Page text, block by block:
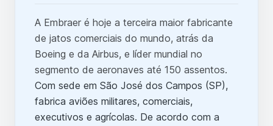
A Embraer é hoje a terceira maior fabricante
de jatos comerciais do mundo, atrás da
Boeing e da Airbus, e líder mundial no
segmento de aeronaves até 150 assentos.
Com sede em São José dos Campos (SP),
fabrica aviões militares, comerciais,
executivos e agrícolas. De acordo com a